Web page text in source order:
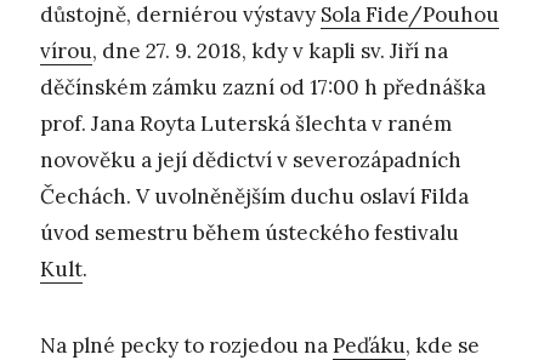
důstojně, derniérou výstavy Sola Fide/Pouhou
vírou, dne 27. 9. 2018, kdy v kapli sv. Jiří na
děčínském zámku zazní od 17:00 h přednáška
prof. Jana Royta Luterská šlechta v raném
novověku a její dědictví v severozápadních
Čechách. V uvolněnějším duchu oslaví Filda
úvod semestru během ústeckého festivalu
Kult.
Na plné pecky to rozjedou naPeďáku, kde se